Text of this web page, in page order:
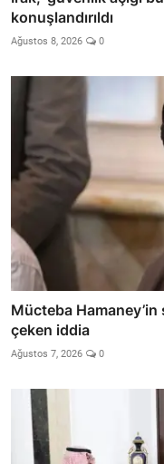
konuşlandırıldı
Ağustos 8, 2026 0
Mücteba
çeken iddia
Ağustos 7, 2026 0